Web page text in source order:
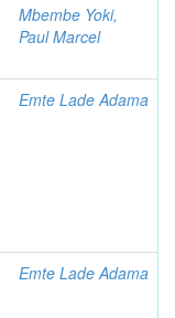
Mbembe Yoki,
Paul Marcel
Emte Lade Adama
Emte Lade Adama